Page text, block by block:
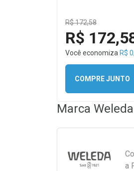
R$ 172,58
R$
Você economiza R$
COMPRE JUNTO
Marca Weleda
a